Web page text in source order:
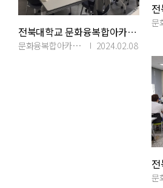
전북대학교 문화융복합아카이빙연구소 제 15 차 콜로키움(2018.09.28)
문화융복합아카이빙연구소 2024.02.08